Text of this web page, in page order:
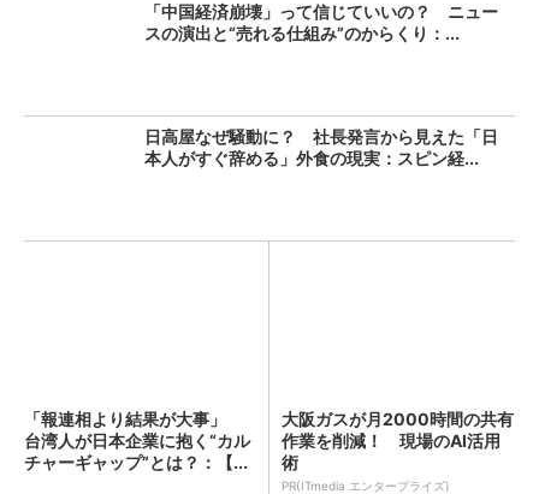
「中国経済崩壊」って信じていいの？ ニュー
スの演出と“売れる仕組み”のからくり：...
日高屋なぜ騒動に？ 社長発言から見えた「日
本人がすぐ辞める」外食の現実：スピン経...
「報連相より結果が大事」
台湾人が日本企業に抱く“カル
チャーギャップ”とは？：【...
大阪ガスが月2000時間の共有
作業を削減！ 現場のAI活用
術
PR(ITmedia エンタープライズ)